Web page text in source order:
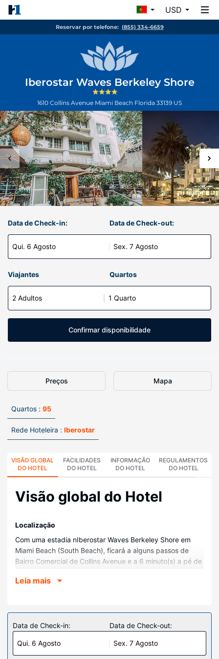
USD
Reservar por telefone: (855) 334-6659
Iberostar Waves Berkeley Shore
1610 Collins Avenue Miami Beach Florida 33139 US
Data de Check-in:
Qui. 6 Agosto
Data de Check-out:
Sex. 7 Agosto
Viajantes Quartos
2 Adultos 1 Quarto
Confirmar disponibilidade
Preços Mapa
Quartos : 95
Rede Hoteleira : Iberostar
VISÃO GLOBAL
DO HOTEL
FACILIDADES
DO HOTEL
INFORMAÇÃO
DO HOTEL
REGULAMENTOS
DO HOTEL
Visão global do Hotel
Localização
Com uma estadia nIberostar Waves Berkeley Shore em
Miami Beach (South Beach), ficará a alguns passos de
Bairro Comercial de Collins Avenue e a 6 minuto(s) a pé de
Centro de Congressos de Miami Beach e a 0,3 km (0,2 mi)
Sinta-se em casa num dos 95 quartos com ar
condicionado, uma base para iPod e um televisor de ecrã
plano. Ligue-se à internet com e sem fios gratuita para
estar sempre contactável. Em alternativa, assista a uma
Leia mais
Data de Check-in:
Qui. 6 Agosto
Data de Check-out:
Sex. 7 Agosto